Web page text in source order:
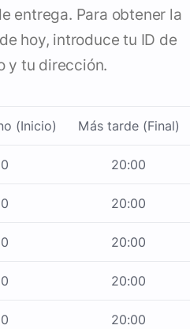
entrega. Para obtener la
hoy, introduce tu ID de
y tu dirección.
(Inicio) Más tarde (Final)
20:00
20:00
20:00
20:00
20:00